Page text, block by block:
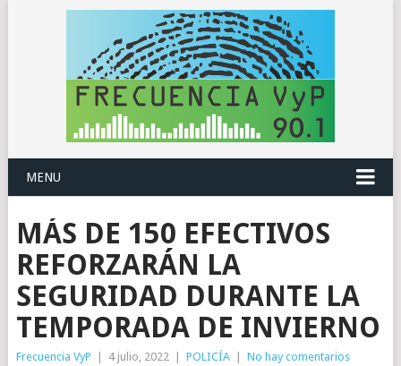
MENU
MÁS DE 150 EFECTIVOS
REFORZARÁN LA
SEGURIDAD DURANTE LA
TEMPORADA DE INVIERNO
Frecuencia VyP 4 julio, 2022 POLICÍA No hay comentarios